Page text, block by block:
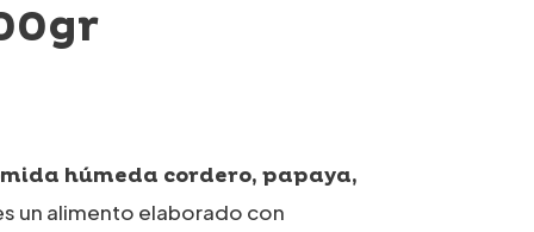
húmeda cordero, papaya,
un alimento elaborado con